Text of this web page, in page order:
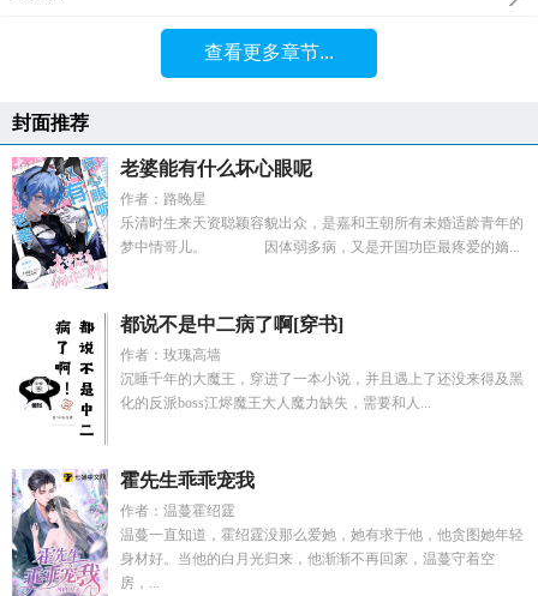
查看更多章节...
封面推荐
老婆能有什么坏心眼呢
作者：路晚星
乐清时生来天资聪颖容貌出众，是嘉和王朝所有未婚适龄青年的
梦中情哥儿。 因体弱多病，又是开国功臣最疼爱的嫡...
都说不是中二病了啊[穿书]
作者：玫瑰高墙
沉睡千年的大魔王，穿进了一本小说，并且遇上了还没来得及黑
化的反派boss江烬魔王大人魔力缺失，需要和人...
霍先生乖乖宠我
作者：温蔓霍绍霆
温蔓一直知道，霍绍霆没那么爱她，她有求于他，他贪图她年轻
身材好。当他的白月光归来，他渐渐不再回家，温蔓守着空
房，...